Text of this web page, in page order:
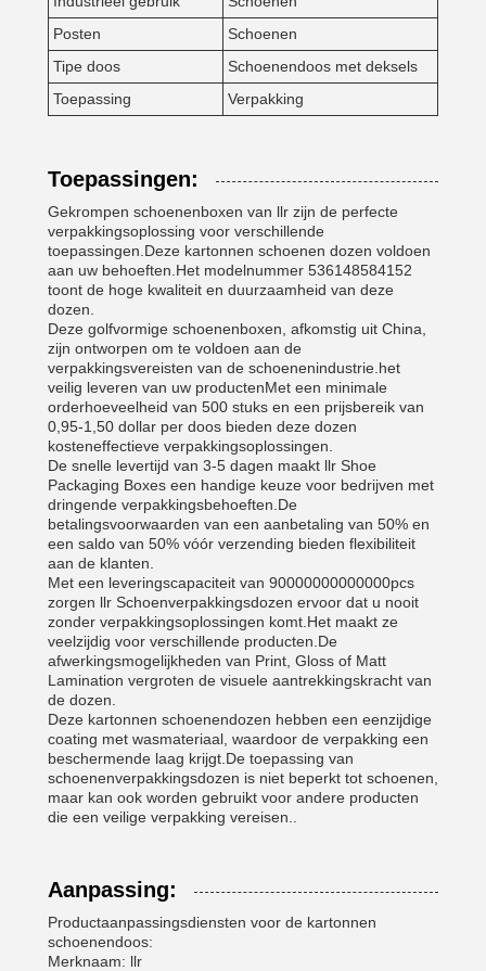
Posten
Schoenen
Tipe doos
Schoenendoos met deksels
Toepassing
Verpakking
Toepassingen:
Gekrompen schoenenboxen van llr zijn de perfecte
verpakkingsoplossing voor verschillende
toepassingen.Deze kartonnen schoenen dozen voldoen
aan uw behoeften.Het modelnummer 536148584152
toont de hoge kwaliteit en duurzaamheid van deze
dozen.
Deze golfvormige schoenenboxen, afkomstig uit China,
zijn ontworpen om te voldoen aan de
verpakkingsvereisten van de schoenenindustrie.het
veilig leveren van uw productenMet een minimale
orderhoeveelheid van 500 stuks en een prijsbereik van
0,95-1,50 dollar per doos bieden deze dozen
kosteneffectieve verpakkingsoplossingen.
De snelle levertijd van 3-5 dagen maakt llr Shoe
Packaging Boxes een handige keuze voor bedrijven met
dringende verpakkingsbehoeften.De
betalingsvoorwaarden van een aanbetaling van 50% en
een saldo van 50% vóór verzending bieden flexibiliteit
aan de klanten.
Met een leveringscapaciteit van 90000000000000pcs
zorgen llr Schoenverpakkingsdozen ervoor dat u nooit
zonder verpakkingsoplossingen komt.Het maakt ze
veelzijdig voor verschillende producten.De
afwerkingsmogelijkheden van Print, Gloss of Matt
Lamination vergroten de visuele aantrekkingskracht van
de dozen.
Deze kartonnen schoenendozen hebben een eenzijdige
coating met wasmateriaal, waardoor de verpakking een
beschermende laag krijgt.De toepassing van
schoenenverpakkingsdozen is niet beperkt tot schoenen,
maar kan ook worden gebruikt voor andere producten
die een veilige verpakking vereisen..
Aanpassing:
Productaanpassingsdiensten voor de kartonnen
schoenendoos:
Merknaam: llr